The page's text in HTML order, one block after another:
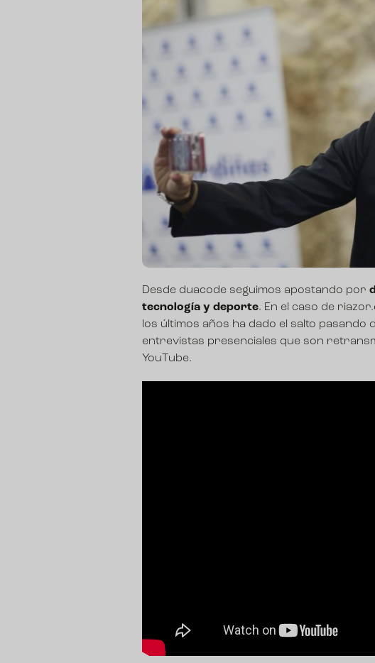
Desde duacode seguimos apostando por
tecnología y deporte. En el caso de
los últimos años ha dado el salto pasando
entrevistas presenciales que son
YouTube.